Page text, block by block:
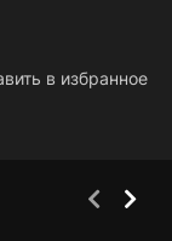
в избранное